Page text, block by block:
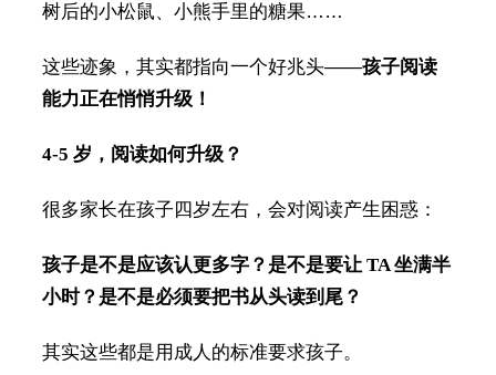
树后的小松鼠、小熊手里的糖果……
这些迹象，其实都指向一个好兆头——孩子阅读
能力正在悄悄升级！
4-5 岁，阅读如何升级？
很多家长在孩子四岁左右，会对阅读产生困惑：
孩子是不是应该认更多字？是不是要让 TA 坐满半
小时？是不是必须要把书从头读到尾？
其实这些都是用成人的标准要求孩子。